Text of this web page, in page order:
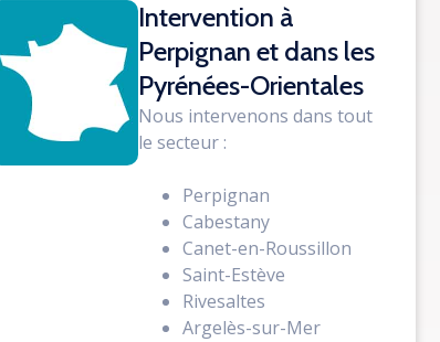
Intervention à
Perpignan et dans les
Pyrénées-Orientales
Nous intervenons dans tout
le secteur :
Perpignan
Cabestany
Canet-en-Roussillon
Saint-Estève
Rivesaltes
Argelès-sur-Mer